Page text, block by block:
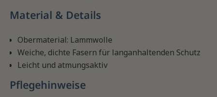
Material & Details
Obermaterial: Lammwolle
Weiche, dichte Fasern für langanhaltenden Schutz
Leicht und atmungsaktiv
Pflegehinweise